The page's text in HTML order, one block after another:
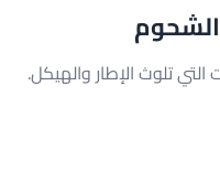
تلوث الإطار والهيكل.